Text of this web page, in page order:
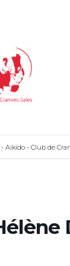
Aikido - Club de